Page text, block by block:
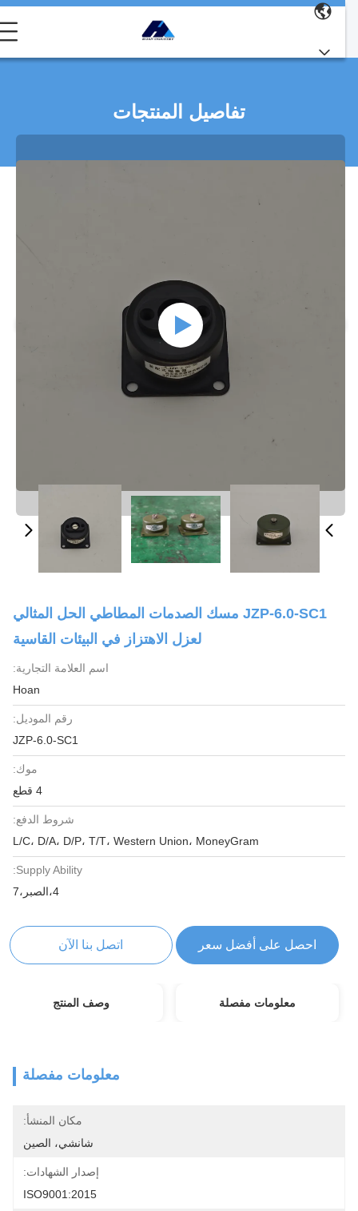
تفاصيل المنتجات
JZP-6.0-SC1 مسك الصدمات المطاطي الحل المثالي
لعزل الاهتزاز في البيئات القاسية
اسم العلامة التجارية:
Hoan
رقم الموديل:
JZP-6.0-SC1
موك:
4 قطع
شروط الدفع:
L/C، D/A، D/P، T/T، Western Union، MoneyGram
Supply Ability:
4،الصبر،7
احصل على أفضل سعر اتصل بنا الآن
معلومات مفصلة وصف المنتج
معلومات مفصلة
مكان المنشأ:
شانشي، الصين
إصدار الشهادات:
ISO9001:2015